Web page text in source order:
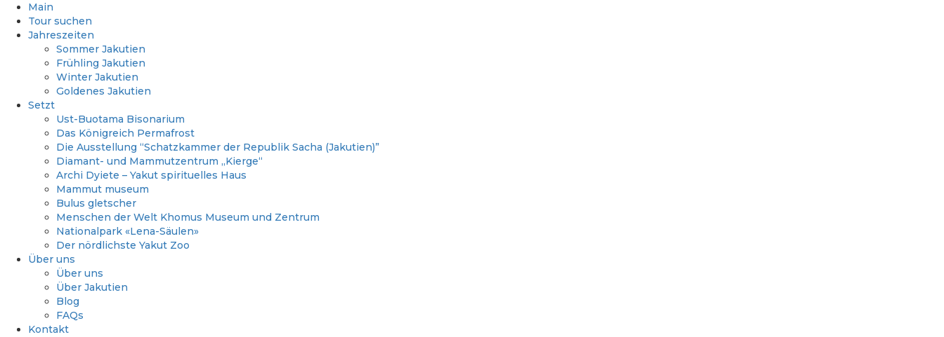
Main
Tour suchen
Jahreszeiten
Sommer Jakutien
Frühling Jakutien
Winter Jakutien
Goldenes Jakutien
Setzt
Ust-Buotama Bisonarium
Das Königreich Permafrost
Die Ausstellung “Schatzkammer der Republik Sacha (Jakutien)”
Diamant- und Mammutzentrum „Kierge“
Archi Dyiete – Yakut spirituelles Haus
Mammut museum
Bulus gletscher
Menschen der Welt Khomus Museum und Zentrum
Nationalpark «Lena-Säulen»
Der nördlichste Yakut Zoo
Über uns
Über uns
Über Jakutien
Blog
FAQs
Kontakt